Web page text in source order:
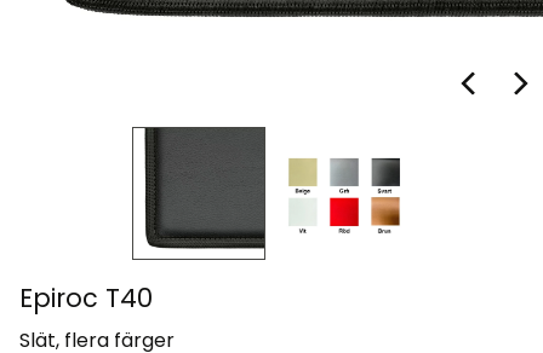
Epiroc T40
Slät, flera färger